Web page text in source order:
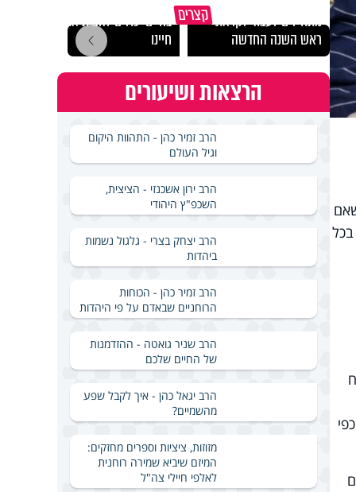
קצרים מתחילים לעבוד לקראת
ראש השנה החדשה
בחיים יכולים להצית את
חיינו
הרצאות ושיעורים
הרב זמיר כהן - התהוות היקום
וגיל העולם
הרב ירון אשכנזי - הציצית,
השכפ"ץ היהודי
הרב יצחק בצרי - גלגול נשמות
ביהדות
הרב זמיר כהן - הכוחות
הרוחניים שבאדם על פי היהדות
הרב שניר גואטה - ההזדמנות
של החיים שלכם
הרב יגאל כהן - איך לקבל שפע
מהשמיים?
מזוזות, ציציות וספרים מחזקים:
המיזם שיביא שמירה רוחנית
לאלפי חיילי צה"ל